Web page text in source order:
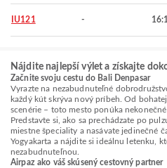
IU121 -
Nájdite najlepší výlet a získajte
Začnite svoju cestu do Bali Denpasar
Vyrazte na nezabudnuteľné
každý kút skrýva nový príbeh. Od
scenérie – toto mesto ponúka
Predstavte si, ako sa prechádzate po
miestne špeciality a nasávate jedinečné
Yogyakarta a nájdite si ideálnu letenku,
nezabudnuteľnou.
Airpaz ako váš skúsený cestovný partner